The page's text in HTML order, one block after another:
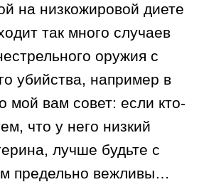
на низкожировой диете
так много случаев
оружия с
убийства, например в
мой вам совет: если кто-
что у него низкий
лучше будьте с
предельно вежливы…